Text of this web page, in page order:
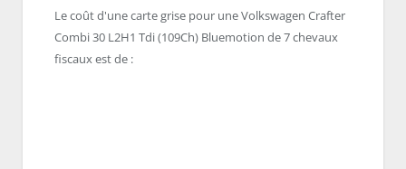
Le coût d'une carte grise pour une Volkswagen Crafter
Combi 30 L2H1 Tdi (109Ch) Bluemotion de 7 chevaux
fiscaux est de :